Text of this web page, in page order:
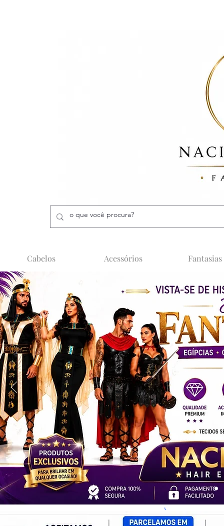
Cabelos Acessórios Fantasias